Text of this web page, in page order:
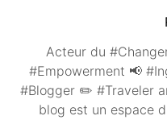
Acteur du
#Empowerment 📢
#Blogger ✏️ #Traveler
blog est un espace